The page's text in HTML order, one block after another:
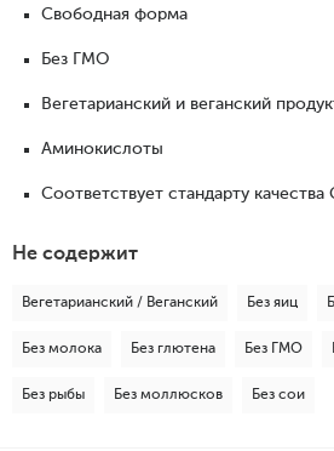
Свободная форма
Без ГМО
Вегетарианский и веганский
Аминокислоты
Соответствует стандарту качества
Не содержит
Вегетарианский / Веганский Без яиц
Без молока Без глютена Без ГМО
Без рыбы Без моллюсков Без сои